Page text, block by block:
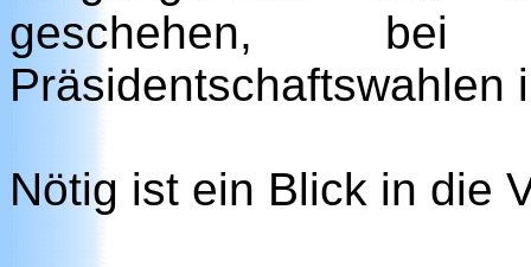
geschehen, bei
Präsidentschaftswahlen
Nötig ist ein Blick in die